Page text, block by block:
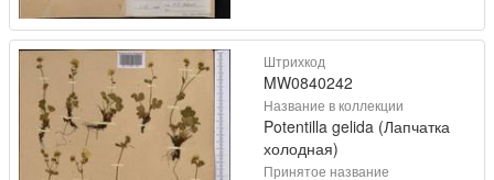
Штрихкод
MW0840242
Название в коллекции
Potentilla gelida (Лапчатка
холодная)
Принятое название